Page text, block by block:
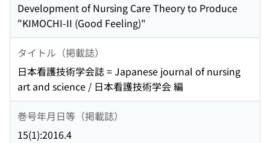
Development of Nursing Care Theory to Produce
"KIMOCHI-II (Good Feeling)"
タイトル（掲載誌）
日本看護技術学会誌 = Japanese journal of nursing
art and science / 日本看護技術学会 編
巻号年月日等（掲載誌）
15(1):2016.4